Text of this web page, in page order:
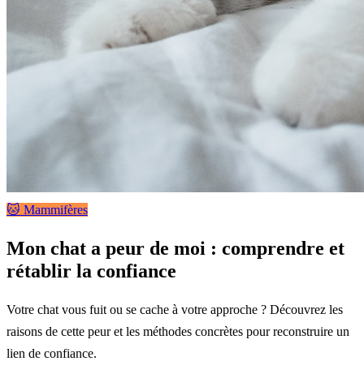
🐱 Mammifères
Mon chat a peur de moi : comprendre et
rétablir la confiance
Votre chat vous fuit ou se cache à votre approche ? Découvrez les
raisons de cette peur et les méthodes concrètes pour reconstruire un
lien de confiance.